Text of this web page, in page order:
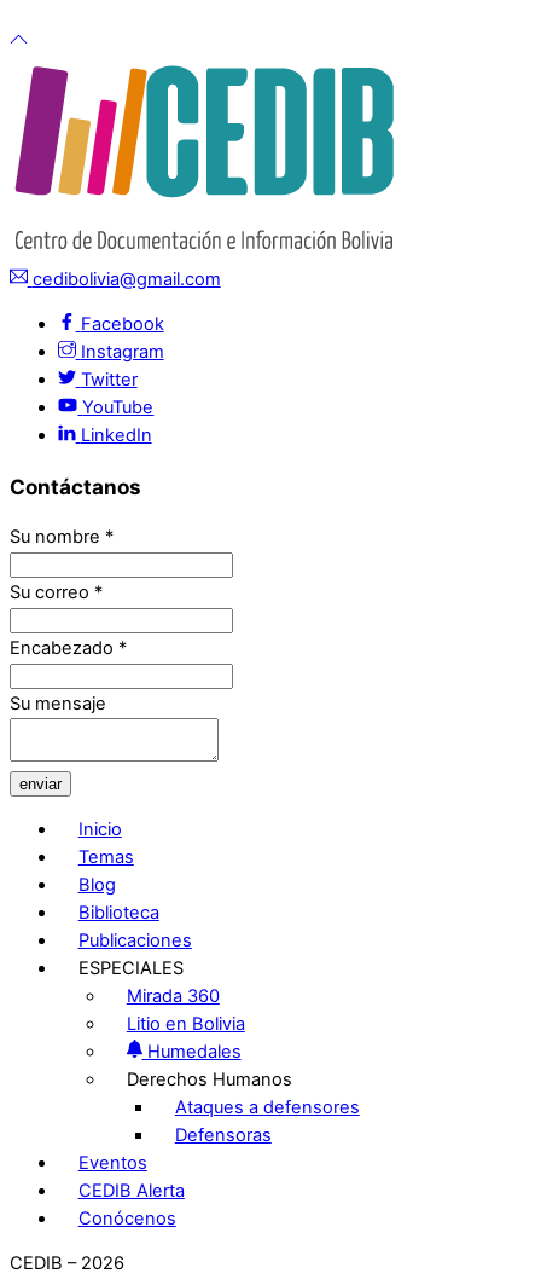
cedibolivia@gmail.com
Facebook
Instagram
Twitter
YouTube
LinkedIn
Contáctanos
Su nombre *
Su correo *
Encabezado *
Su mensaje
enviar
Inicio
Temas
Blog
Biblioteca
Publicaciones
ESPECIALES
Mirada 360
Litio en Bolivia
Humedales
Derechos Humanos
Ataques a defensores
Defensoras
Eventos
CEDIB Alerta
Conócenos
CEDIB – 2026